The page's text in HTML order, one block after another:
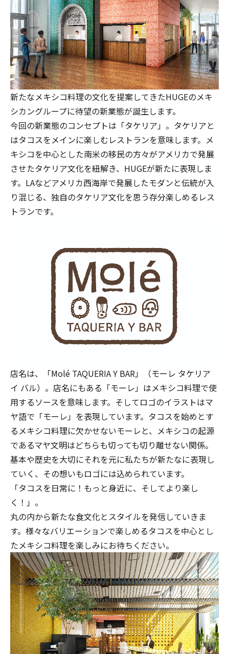
新たなメキシコ料理の文化を提案してきたHUGEのメキ
シカングループに待望の新業態が誕生します。
今回の新業態のコンセプトは「タケリア」。タケリアと
はタコスをメインに楽しむレストランを意味します。メ
キシコを中心とした南米の移民の方々がアメリカで発展
させたタケリア文化を紐解き、HUGEが新たに表現しま
す。LAなどアメリカ西海岸で発展したモダンと伝統が入
り混じる、独自のタケリア文化を思う存分楽しめるレス
トランです。
店名は、「Molé TAQUERIA Y BAR」（モーレ タケリア
イ バル）。店名にもある「モーレ」はメキシコ料理で使
用するソースを意味します。そしてロゴのイラストはマ
ヤ語で「モーレ」を表現しています。タコスを始めとす
るメキシコ料理に欠かせないモーレと、メキシコの起源
であるマヤ文明はどちらも切っても切り離せない関係。
基本や歴史を大切にそれを元に私たちが新たなに表現し
ていく、その想いもロゴには込められています。
「タコスを日常に！もっと身近に、そしてより楽し
く！」。
丸の内から新たな食文化とスタイルを発信していきま
す。様々なバリエーションで楽しめるタコスを中心とし
たメキシコ料理を楽しみにお待ちください。